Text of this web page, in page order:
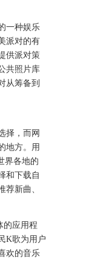
一种娱乐
派对的有
供派对策
共照片库
从筹备到
择，而网
地方。用
界各地的
和下载自
荐新曲、
的应用程
K歌为用户
欢的音乐